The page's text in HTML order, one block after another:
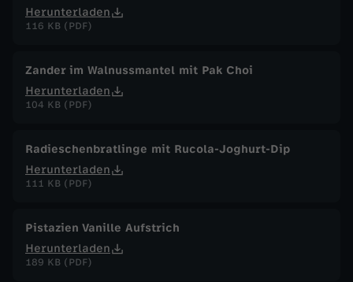
Herunterladen
116 KB (PDF)
Zander im Walnussmantel mit Pak Choi
Herunterladen
104 KB (PDF)
Radieschenbratlinge mit Rucola-Joghurt-Dip
Herunterladen
111 KB (PDF)
Pistazien Vanille Aufstrich
Herunterladen
189 KB (PDF)